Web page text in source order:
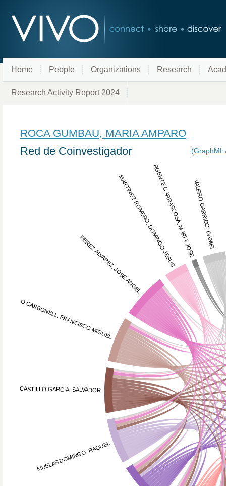
Home People Organizations Research
Research Activity Report 2024
ROCA GUMBAU, MARIA AMPARO
Red de Coinvestigador (GraphML
MUELAS DOMINGO, RAQUEL
CASTILLO GARCIA, SALVADOR
BURLO CARBONELL, FRANCISCO MIGUEL
PEREZ ALVAREZ, JOSE ANGELMARTINEZ ROMERO, DOMINGO JESUS
ARGENTE CARRASCOSA, MARIA JOSEVALERO GARRIDO, DANIEL